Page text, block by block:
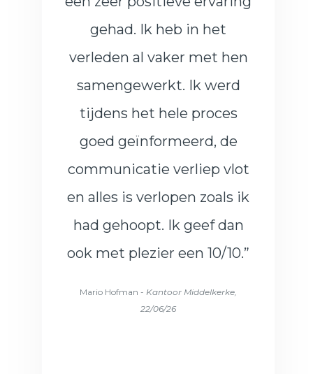
gehad. Ik heb in het
verleden al vaker met hen
samengewerkt. Ik werd
tijdens het hele proces
goed geïnformeerd, de
communicatie verliep vlot
en alles is verlopen zoals ik
had gehoopt. Ik geef dan
ook met plezier een 10/10.”
Mario Hofman - Kantoor Middelkerke,
22/06/26